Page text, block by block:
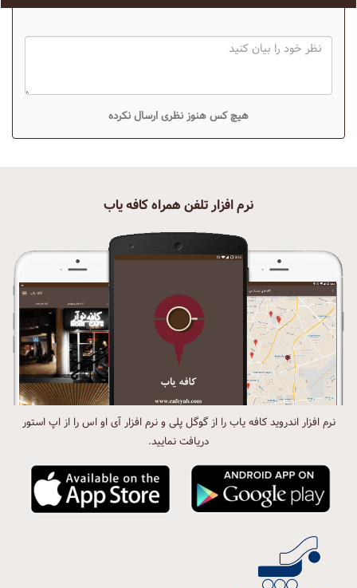
هیچ کس هنوز نظری ارسال نکرده
نرم افزار تلفن همراه کافه یاب
نرم افزار اندروید کافه یاب را از گوگل پلی و نرم افزار آی او اس را از اپ استور
دریافت نمایید.